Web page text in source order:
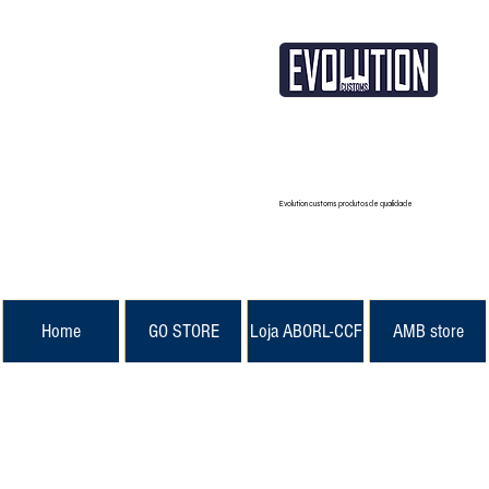
Evolution customs produtos de qualidade
Home GO STORE Loja ABORL-CCF AMB store